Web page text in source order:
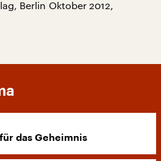
Berlin Oktober 2012,
das Geheimnis